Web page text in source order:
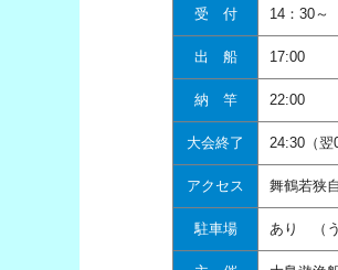
受 付 14：30～
出 船 17:00
納 竿 22:00
大会終了 24:30（翌
アクセス 舞鶴若狭
駐車場 あり （う